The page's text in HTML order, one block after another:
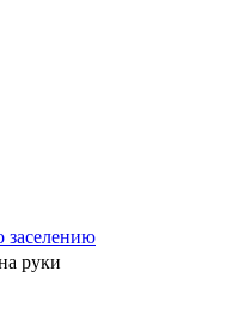
заселению
руки